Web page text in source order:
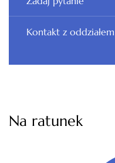
Kontakt z oddziałem
Na ratunek